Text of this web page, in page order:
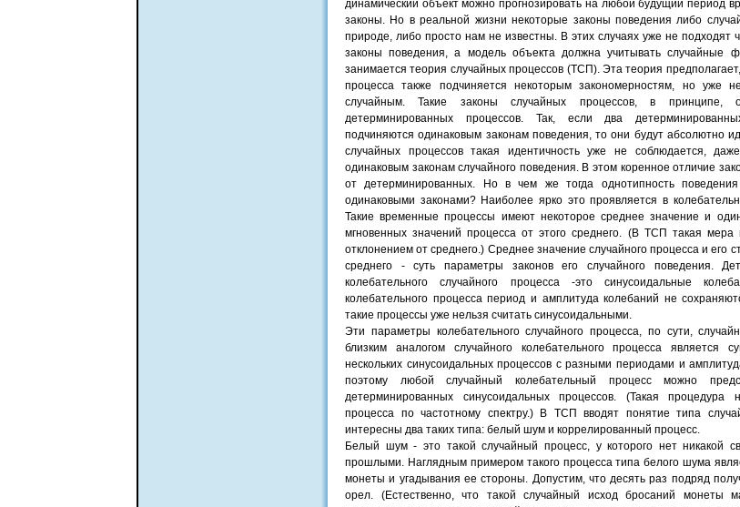
динамический объект можно прогнозировать на любой будущий период
законы. Но в реальной жизни некоторые законы поведения либо
природе, либо просто нам не известны. В этих случаях уже не подходят
законы поведения, а модель объекта должна учитывать случайные
занимается теория случайных процессов (ТСП). Эта теория
процесса также подчиняется некоторым закономерностям, но уже
случайным. Такие законы случайных процессов, в принципе,
детерминированных процессов. Так, если два
подчиняются одинаковым законам поведения, то они будут абсолютно
случайных процессов такая идентичность уже не соблюдается,
одинаковым законам случайного поведения. В этом коренное отличие
от детерминированных. Но в чем же тогда однотипность
одинаковыми законами? Наиболее ярко это проявляется в
Такие временные процессы имеют некоторое среднее значение и
мгновенных значений процесса от этого среднего. (В ТСП такая мера
отклонением от среднего.) Среднее значение случайного процесса и его
среднего - суть параметры законов его случайного поведения.
колебательного случайного процесса -это синусоидальные
колебательного процесса период и амплитуда колебаний не
такие процессы уже нельзя считать синусоидальными.
Эти параметры колебательного случайного процесса, по сути,
близким аналогом случайного колебательного процесса является
нескольких синусоидальных процессов с разными периодами и
поэтому любой случайный колебательный процесс можно
детерминированных синусоидальных процессов. (Такая процедура
процесса по частотному спектру.) В ТСП вводят понятие типа
интересны два таких типа: белый шум и коррелированный процесс.
Белый шум - это такой случайный процесс, у которого нет никакой
прошлыми. Наглядным примером такого процесса типа белого шума
монеты и угадывания ее стороны. Допустим, что десять раз подряд
орел. (Естественно, что такой случайный исход бросаний монеты